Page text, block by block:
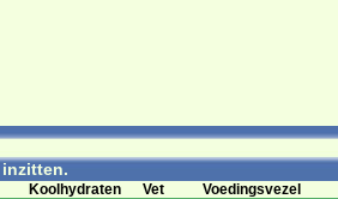
Koolhydraten Vet Voedingsvezel